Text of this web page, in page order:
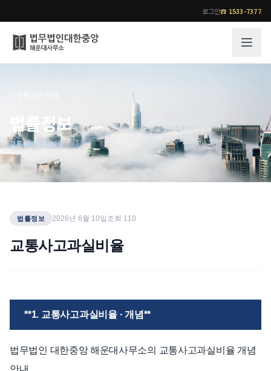
로그인☎ 1533-7377
오시는 길
통합검색
기업 인사이트
사례분석/최신동향
법률지식인
업무분야
전체
공지사항
뉴스레터/브로슈어
법률정보
교통사고과실비율
법률정보 2026년 6월 10일 조회 110
교통사고과실비율
**1. 교통사고과실비율 · 개념**
법무법인 대한중앙 해운대사무소의 교통사고과실비율 개념
안내